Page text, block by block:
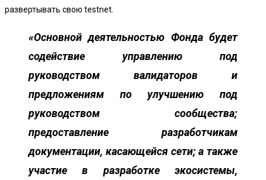
развертывать свою testnet.
«Основной деятельностью Фонда будет
содействие управлению под
руководством валидаторов и
предложениям по улучшению под
руководством сообщества;
предоставление разработчикам
документации, касающейся сети; а также
участие в разработке экосистемы,